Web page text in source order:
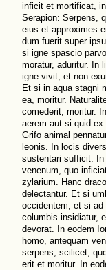
inficit et mortificat,
Serapion: Serpens,
eius et approximes
dum fuerit super
si igne spascio
moratur, aduritur. In
igne vivit, et non
Et si in aqua stagni
ea, moritur.
comederit, moritur.
aerem aut si quid
Grifo animal
leonis. In locis
sustentari sufficit. In
venenum, quo
zylarium. Hanc
delectantur. Et si
occidentem, et si
columbis insidiatur,
devorat. In eodem
homo, antequam
serpens, scilicet,
erit et moritur. In